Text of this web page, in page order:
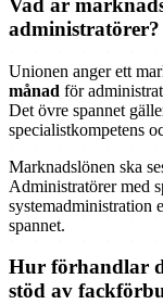
Vad är
administratörer?
Unionen anger ett
månad för
Det övre spannet
specialistkompetens
Marknadslönen ska
Administratörer med
systemadministration
spannet.
Hur förhandlar
stöd av